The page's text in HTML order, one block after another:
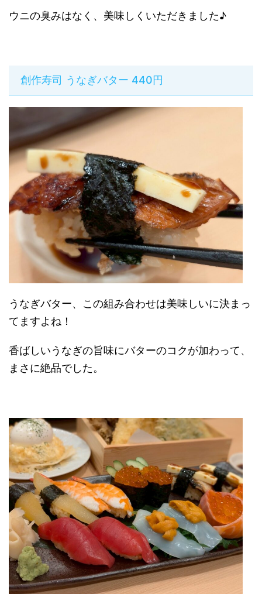
ウニの臭みはなく、美味しくいただきました♪
創作寿司 うなぎバター 440円
うなぎバター、この組み合わせは美味しいに決まっ
てますよね！
香ばしいうなぎの旨味にバターのコクが加わって、
まさに絶品でした。